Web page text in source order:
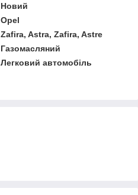
Новий
Opel
Zafira, Astra, Zafira, Astre
Газомасляний
Легковий автомобіль